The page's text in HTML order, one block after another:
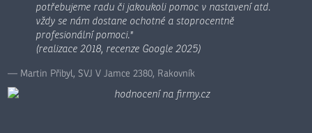
potřebujeme radu či jakoukoli pomoc v nastavení atd.
vždy se nám dostane ochotné a stoprocentně
profesionální pomoci."
(realizace 2018, recenze Google 2025)
Martin Přibyl, SVJ V Jamce 2380, Rakovník